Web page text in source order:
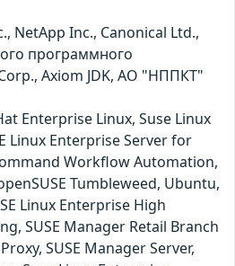
NetApp Inc., Canonical Ltd.,
программного
Axiom JDK, АО "НППКТ"
Enterprise Linux, Suse Linux
Linux Enterprise Server for
Workflow Automation,
Tumbleweed, Ubuntu,
Linux Enterprise High
SUSE Manager Retail Branch
SUSE Manager Server,